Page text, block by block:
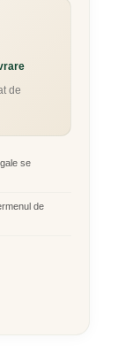
de
se
de